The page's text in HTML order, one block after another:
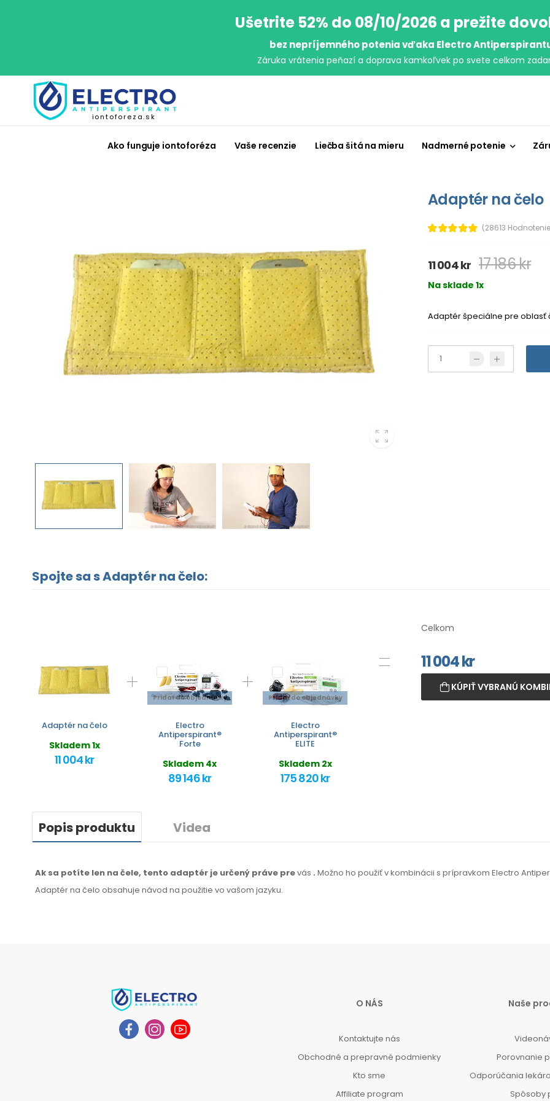
Ušetrite 52% do 08/10/2026 a prežite
bez nepríjemného potenia vďaka Electro
Záruka vrátenia peňazí a doprava kamkoľvek po svete celkom
iontoforeza.sk
Ako funguje iontoforéza Vaše recenzie Liečba šitá na mieru Nadmerné potenie
Adaptér na čelo
(28613
11 004 kr 17 186 kr
Na sklade 1x
Adaptér špeciálne pre oblasť
Spojte sa s Adaptér na čelo:
Adaptér na čelo
Skladem 1x
11 004 kr
Pridať do objednávky
Electro
Antiperspirant®
Forte
Skladem 4x
89 146 kr
Pridať do objednávky
Electro
Antiperspirant®
ELITE
Skladem 2x
175 820 kr
Celkom
11 004kr
KÚPIŤ VYBRANÚ
Popis produktu Videa
Ak sa potíte len na čele, tento adaptér je určený práve prevás . Možno ho použiťvkombinácii s prípravkom Electro
Adaptér na čelo obsahuje návod na použitie vo vašom jazyku.
O NÁS
Kontaktujte nás
Obchodné a prepravné podmienky
Kto sme
Affiliate program
Naše
Porovnanie
Odporúčania
Spôsoby